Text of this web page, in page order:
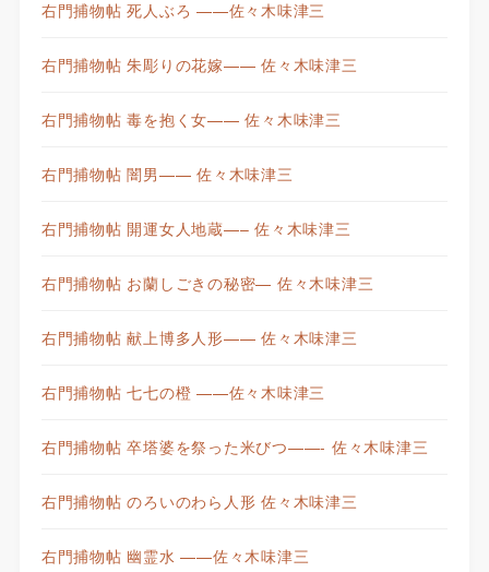
右門捕物帖 死人ぶろ ——佐々木味津三
右門捕物帖 朱彫りの花嫁—— 佐々木味津三
右門捕物帖 毒を抱く女—— 佐々木味津三
右門捕物帖 闇男—— 佐々木味津三
右門捕物帖 開運女人地蔵—– 佐々木味津三
右門捕物帖 お蘭しごきの秘密— 佐々木味津三
右門捕物帖 献上博多人形—— 佐々木味津三
右門捕物帖 七七の橙 ——佐々木味津三
右門捕物帖 卒塔婆を祭った米びつ——- 佐々木味津三
右門捕物帖 のろいのわら人形 佐々木味津三
右門捕物帖 幽霊水 ——佐々木味津三